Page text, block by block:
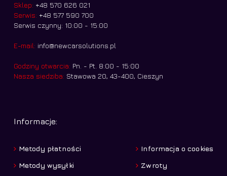
Sklep: +48 570 626 021
Serwis: +48 577 590 700
Serwis czynny: 10:00 - 15:00
E-mail: info@newcarsolutions.pl
Godziny otwarcia: Pn. - Pt. 8:00 - 15:00
Nasza siedziba: Stawowa 20, 43-400, Cieszyn
Informacje:
Metody płatności
Metody wysyłki
Informacja o cookies
Zwroty